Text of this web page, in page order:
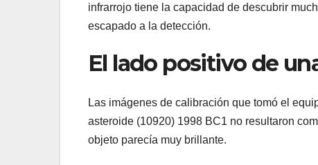
infrarrojo tiene la capacidad de descubrir
escapado a la detección.
El lado positivo de
Las imágenes de calibración que tomó el
asteroide (10920) 1998 BC1 no resultaron
objeto parecía muy brillante.